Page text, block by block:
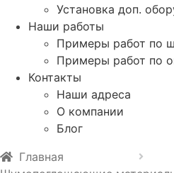
Установка доп.
Наши работы
Примеры работ по
Примеры работ по
Контакты
Наши адреса
О компании
Блог
Главная